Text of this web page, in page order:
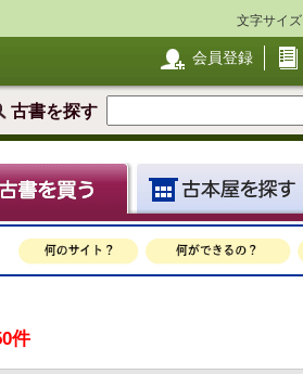
文字サイズ
会員登録
古書を探す
件